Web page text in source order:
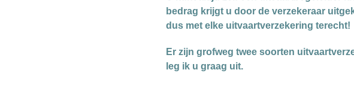
bedrag krijgt u door de verzekeraar
dus met elke uitvaartverzekering terecht!
Er zijn grofweg twee soorten
leg ik u graag uit.